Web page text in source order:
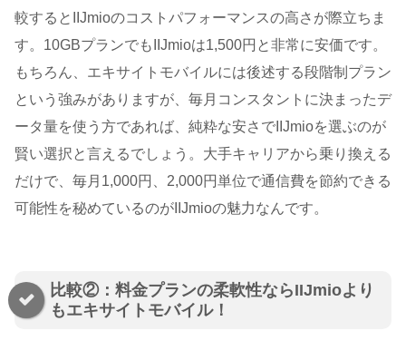
較するとIIJmioのコストパフォーマンスの高さが際立ちま
す。10GBプランでもIIJmioは1,500円と非常に安価です。
もちろん、エキサイトモバイルには後述する段階制プラン
という強みがありますが、毎月コンスタントに決まったデ
ータ量を使う方であれば、純粋な安さでIIJmioを選ぶのが
賢い選択と言えるでしょう。大手キャリアから乗り換える
だけで、毎月1,000円、2,000円単位で通信費を節約できる
可能性を秘めているのがIIJmioの魅力なんです。
比較②：料金プランの柔軟性ならIIJmioより
もエキサイトモバイル！